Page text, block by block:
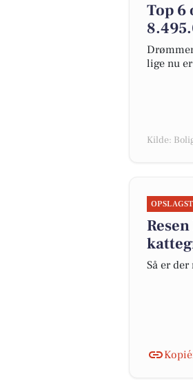
Top 6
lige nu
Kilde:
Så er